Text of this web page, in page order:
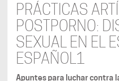
PRÁCTICAS
POSTPORNO:
SEXUAL EN EL
ESPAÑOL1
Apuntes para luchar contra